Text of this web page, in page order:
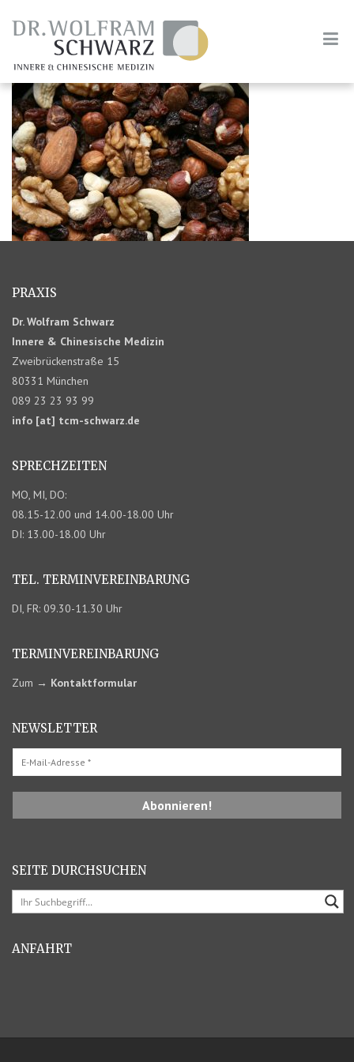
PRAXIS
Dr. Wolfram Schwarz
Innere & Chinesische Medizin
Zweibrückenstraße 15
80331 München
089 23 23 93 99
info [at] tcm-schwarz.de
SPRECHZEITEN
MO, MI, DO:
08.15-12.00 und 14.00-18.00 Uhr
DI: 13.00-18.00 Uhr
TEL. TERMIN­VEREINBARUNG
DI, FR: 09.30-11.30 Uhr
TERMIN­VEREINBARUNG
Zum → Kontaktformular
NEWSLETTER
SEITE DURCHSUCHEN
ANFAHRT